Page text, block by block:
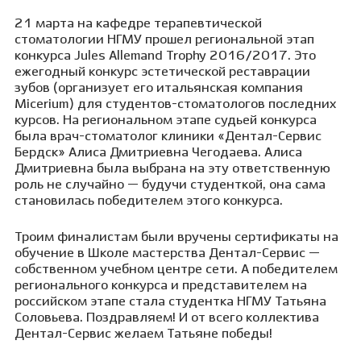
21 марта на кафедре терапевтической
стоматологии НГМУ прошел региональной этап
конкурса Jules Allemand Trophy 2016/2017. Это
ежегодный конкурс эстетической реставрации
зубов (организует его итальянская компания
Micerium) для студентов-стоматологов последних
курсов. На региональном этапе судьей конкурса
была врач-стоматолог клиники «Дентал-Сервис
Бердск» Алиса Дмитриевна Чегодаева. Алиса
Дмитриевна была выбрана на эту ответственную
роль не случайно — будучи студенткой, она сама
становилась победителем этого конкурса.
Троим финалистам были вручены сертификаты на
обучение в Школе мастерства Дентал-Сервис —
собственном учебном центре сети. А победителем
регионального конкурса и представителем на
российском этапе стала студентка НГМУ Татьяна
Соловьева. Поздравляем! И от всего коллектива
Дентал-Сервис желаем Татьяне победы!